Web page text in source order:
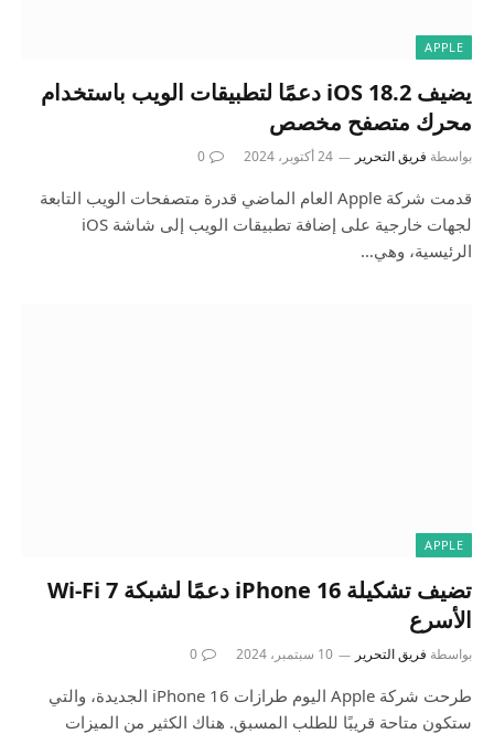
APPLE
يضيف iOS 18.2 دعمًا لتطبيقات الويب باستخدام
محرك متصفح مخصص
بواسطة فريق التحرير 24 أكتوبر، 2024 0
قدمت شركة Apple العام الماضي قدرة متصفحات الويب التابعة
لجهات خارجية على إضافة تطبيقات الويب إلى شاشة iOS
الرئيسية، وهي…
APPLE
تضيف تشكيلة iPhone 16 دعمًا لشبكة Wi-Fi 7
الأسرع
بواسطة فريق التحرير 10 سبتمبر، 2024 0
طرحت شركة Apple اليوم طرازات iPhone 16 الجديدة، والتي
ستكون متاحة قريبًا للطلب المسبق. هناك الكثير من الميزات